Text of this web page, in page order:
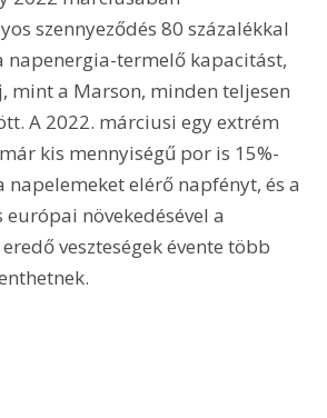
szennyeződés 80 százalékkal
napenergia-termelő kapacitást,
mint a Marson, minden teljesen
A 2022. márciusi egy extrém
kis mennyiségű por is 15%-
napelemeket elérő napfényt, és a
növekedésével a
veszteségek évente több